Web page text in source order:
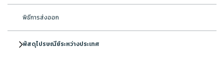
พิธีการส่งออก
พัสดุไปรษณีย์ระหว่างประเทศ